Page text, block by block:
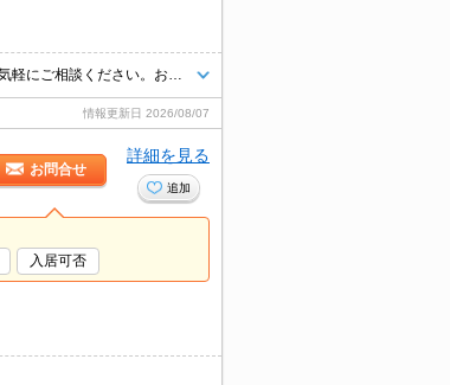
情報更新日 2026/08/07
お問合せ
詳細を見る
追加
入居可否